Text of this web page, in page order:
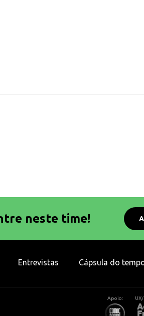
neste time!
Entrevistas Cápsula do
Apoio: